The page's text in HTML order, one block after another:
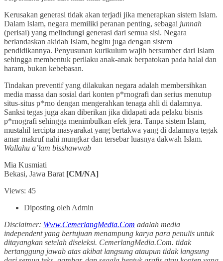
Kerusakan generasi tidak akan terjadi jika menerapkan sistem Islam.
Dalam Islam, negara memiliki peranan penting, sebagai junnah
(perisai) yang melindungi generasi dari semua sisi. Negara
berlandaskan akidah Islam, begitu juga dengan sistem
pendidikannya. Penyusunan kurikulum wajib bersumber dari Islam
sehingga membentuk perilaku anak-anak berpatokan pada halal dan
haram, bukan kebebasan.
Tindakan preventif yang dilakukan negara adalah membersihkan
media massa dan sosial dari konten p*rnografi dan serius menutup
situs-situs p*rno dengan mengerahkan tenaga ahli di dalamnya.
Sanksi tegas juga akan diberikan jika didapati ada pelaku bisnis
p*rnografi sehingga menimbulkan efek jera. Tanpa sistem Islam,
mustahil tercipta masyarakat yang bertakwa yang di dalamnya tegak
amar makruf nahi mungkar dan tersebar luasnya dakwah Islam.
Wallahu a’lam bisshawwab
Mia Kusmiati
Bekasi, Jawa Barat [CM/NA]
Views: 45
Diposting oleh Admin
Disclaimer: Www.CemerlangMedia.Com adalah media
independent yang bertujuan menampung karya para penulis untuk
ditayangkan setelah diseleksi. CemerlangMedia.Com. tidak
bertanggung jawab atas akibat langsung ataupun tidak langsung